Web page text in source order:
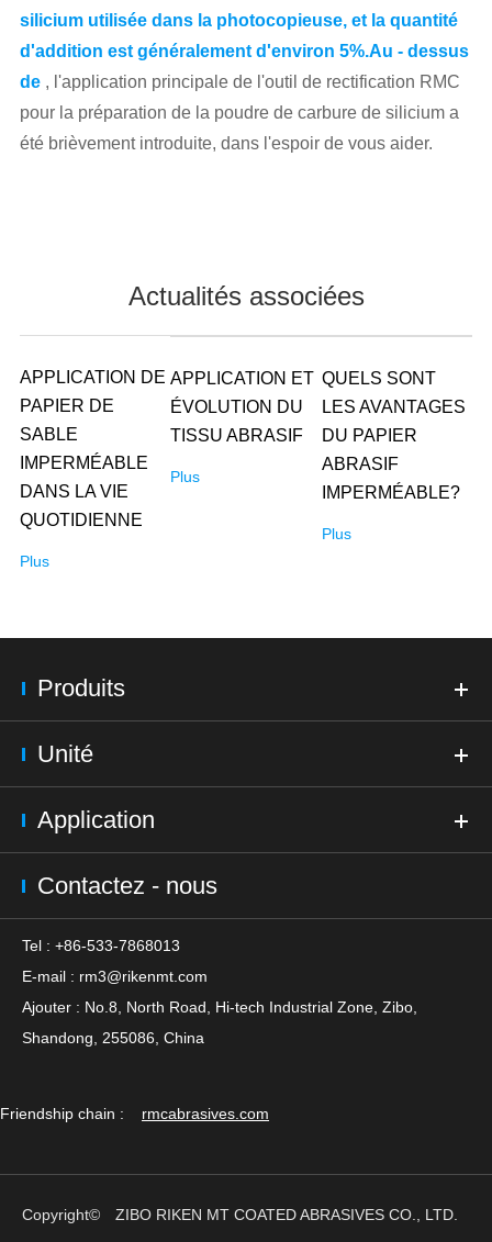
silicium utilisée dans la photocopieuse, et la quantité
d'addition est généralement d'environ 5%.Au - dessus
de , l'application principale de l'outil de rectification RMC
pour la préparation de la poudre de carbure de silicium a
été brièvement introduite, dans l'espoir de vous aider.
Actualités associées
APPLICATION DE
PAPIER DE
SABLE
IMPERMÉABLE
DANS LA VIE
QUOTIDIENNE
Plus
APPLICATION ET
ÉVOLUTION DU
TISSU ABRASIF
Plus
QUELS SONT
LES AVANTAGES
DU PAPIER
ABRASIF
IMPERMÉABLE?
Plus
Produits
Unité
Application
Contactez - nous
Tel : +86-533-7868013
E-mail : rm3@rikenmt.com
Ajouter : No.8, North Road, Hi-tech Industrial Zone, Zibo,
Shandong, 255086, China
Friendship chain : rmcabrasives.com
Copyright©
ZIBO RIKEN MT COATED ABRASIVES CO., LTD.